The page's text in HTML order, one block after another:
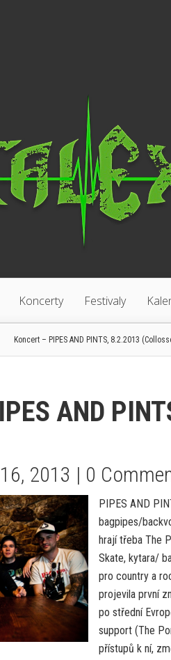
Koncerty Festivaly
Koncert – PIPES AND PINTS, 8.2.2013
AND
2013 | 0
PIPES AND
bagpipes/
hrají třeba The
Skate, kytara/
pro country a
projevila první
po střední
support (The
přístupů k ní,